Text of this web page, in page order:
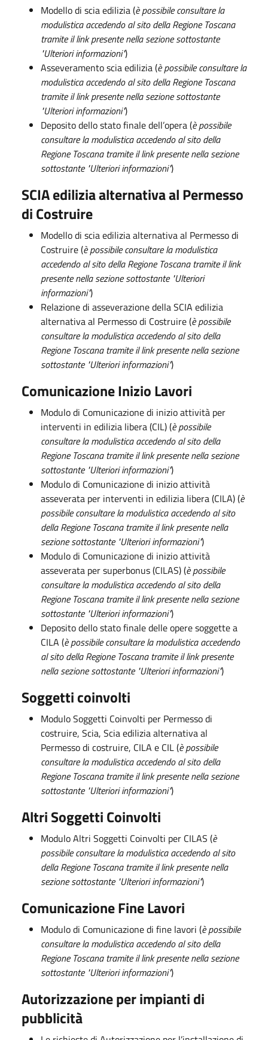
Modello di scia edilizia (è possibile consultare la
modulistica accedendo al sito della Regione Toscana
tramite il link presente nella sezione sottostante
"Ulteriori informazioni")
Asseveramento scia edilizia (è possibile consultare la
modulistica accedendo al sito della Regione Toscana
tramite il link presente nella sezione sottostante
"Ulteriori informazioni")
Deposito dello stato finale dell’opera (è possibile
consultare la modulistica accedendo al sito della
Regione Toscana tramite il link presente nella sezione
sottostante "Ulteriori informazioni")
SCIA edilizia alternativa al Permesso
di Costruire
Modello di scia edilizia alternativa al Permesso di
Costruire (è possibile consultare la modulistica
accedendo al sito della Regione Toscana tramite il link
presente nella sezione sottostante "Ulteriori
informazioni")
Relazione di asseverazione della SCIA edilizia
alternativa al Permesso di Costruire (è possibile
consultare la modulistica accedendo al sito della
Regione Toscana tramite il link presente nella sezione
sottostante "Ulteriori informazioni")
Comunicazione Inizio Lavori
Modulo di Comunicazione di inizio attività per
interventi in edilizia libera (CIL) (è possibile
consultare la modulistica accedendo al sito della
Regione Toscana tramite il link presente nella sezione
sottostante "Ulteriori informazioni")
Modulo di Comunicazione di inizio attività
asseverata per interventi in edilizia libera (CILA) (è
possibile consultare la modulistica accedendo al sito
della Regione Toscana tramite il link presente nella
sezione sottostante "Ulteriori informazioni")
Modulo di Comunicazione di inizio attività
asseverata per superbonus (CILAS) (è possibile
consultare la modulistica accedendo al sito della
Regione Toscana tramite il link presente nella sezione
sottostante "Ulteriori informazioni")
Deposito dello stato finale delle opere soggette a
CILA (è possibile consultare la modulistica accedendo
al sito della Regione Toscana tramite il link presente
nella sezione sottostante "Ulteriori informazioni")
Soggetti coinvolti
Modulo Soggetti Coinvolti per Permesso di
costruire, Scia, Scia edilizia alternativa al
Permesso di costruire, CILA e CIL (è possibile
consultare la modulistica accedendo al sito della
Regione Toscana tramite il link presente nella sezione
sottostante "Ulteriori informazioni")
Altri Soggetti Coinvolti
Modulo Altri Soggetti Coinvolti per CILAS (è
possibile consultare la modulistica accedendo al sito
della Regione Toscana tramite il link presente nella
sezione sottostante "Ulteriori informazioni")
Comunicazione Fine Lavori
Modulo di Comunicazione di fine lavori (è possibile
consultare la modulistica accedendo al sito della
Regione Toscana tramite il link presente nella sezione
sottostante "Ulteriori informazioni")
Autorizzazione per impianti di
pubblicità